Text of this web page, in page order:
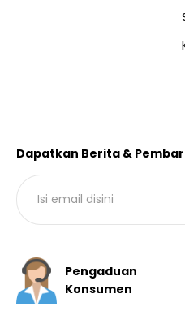
Dapatkan Berita &
Pengaduan
Konsumen